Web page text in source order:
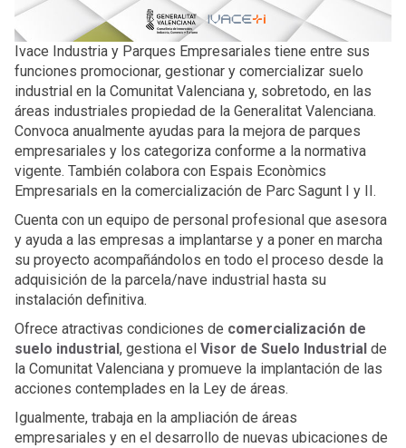
Ivace Industria y Parques Empresariales tiene entre sus
funciones promocionar, gestionar y comercializar suelo
industrial en la Comunitat Valenciana y, sobretodo, en las
áreas industriales propiedad de la Generalitat Valenciana.
Convoca anualmente ayudas para la mejora de parques
empresariales y los categoriza conforme a la normativa
vigente. También colabora con Espais Econòmics
Empresarials en la comercialización de Parc Sagunt I y II.
Cuenta con un equipo de personal profesional que asesora
y ayuda a las empresas a implantarse y a poner en marcha
su proyecto acompañándolos en todo el proceso desde la
adquisición de la parcela/nave industrial hasta su
instalación definitiva.
Ofrece atractivas condiciones de comercialización de
suelo industrial , gestiona el Visor de Suelo Industrial de
la Comunitat Valenciana y promueve la implantación de las
acciones contemplades en la Ley de áreas.
Igualmente, trabaja en la ampliación de áreas
empresariales y en el desarrollo de nuevas ubicaciones de